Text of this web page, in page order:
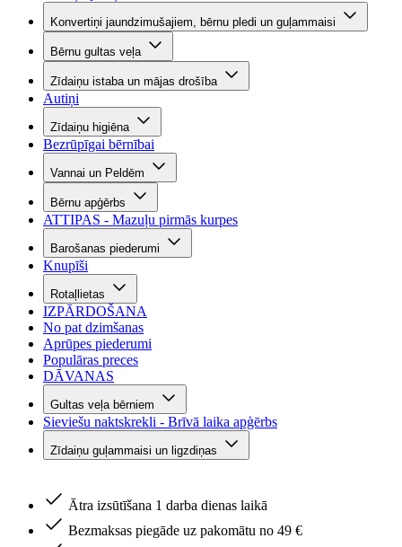
Konvertiņi jaundzimušajiem, bērnu pledi un guļammaisi
Bērnu gultas veļa
Zīdaiņu istaba un mājas drošība
Autiņi
Zīdaiņu higiēna
Bezrūpīgai bērnībai
Vannai un Peldēm
Bērnu apģērbs
ATTIPAS - Mazuļu pirmās kurpes
Barošanas piederumi
Knupīši
Rotaļlietas
IZPĀRDOŠANA
No pat dzimšanas
Aprūpes piederumi
Populāras preces
DĀVANAS
Gultas veļa bērniem
Sieviešu naktskrekli - Brīvā laika apģērbs
Zīdaiņu guļammaisi un ligzdiņas
Ātra izsūtīšana 1 darba dienas laikā
Bezmaksas piegāde uz pakomātu no 49 €